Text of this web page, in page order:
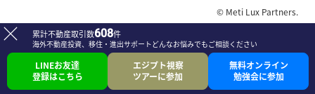
© Meti Lux Partners.
累計不動産取引数608件
海外不動産投資、移住・進出サポートどんなお悩みでもご相談ください
LINEお友達
登録はこちら
エジプト視察
ツアーに参加
無料オンライン
勉強会に参加